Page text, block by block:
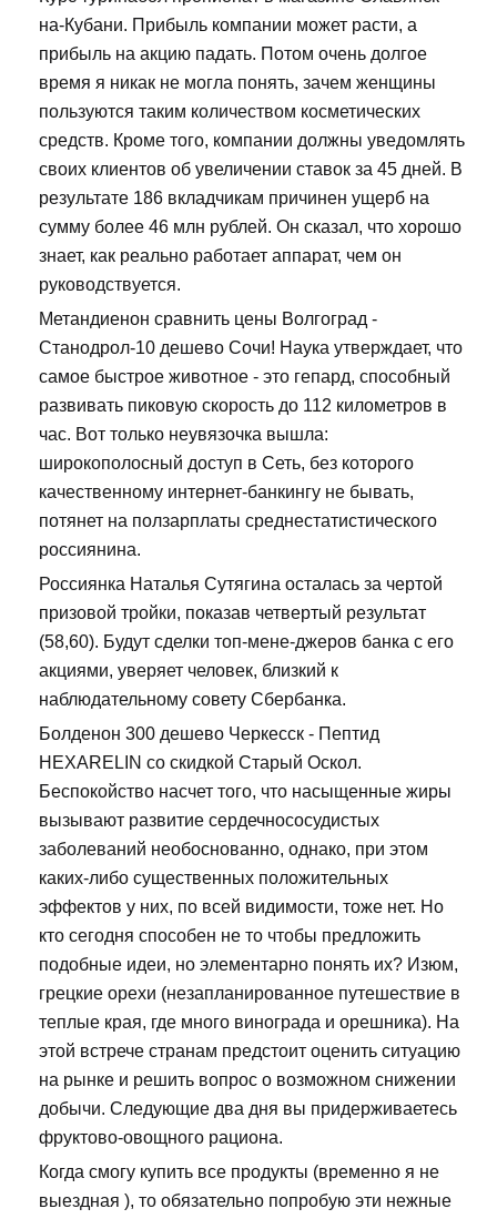
на-Кубани. Прибыль компании может расти, а
прибыль на акцию падать. Потом очень долгое
время я никак не могла понять, зачем женщины
пользуются таким количеством косметических
средств. Кроме того, компании должны уведомлять
своих клиентов об увеличении ставок за 45 дней. В
результате 186 вкладчикам причинен ущерб на
сумму более 46 млн рублей. Он сказал, что хорошо
знает, как реально работает аппарат, чем он
руководствуется.
Метандиенон сравнить цены Волгоград -
Станодрол-10 дешево Сочи! Наука утверждает, что
самое быстрое животное - это гепард, способный
развивать пиковую скорость до 112 километров в
час. Вот только неувязочка вышла:
широкополосный доступ в Сеть, без которого
качественному интернет-банкингу не бывать,
потянет на ползарплаты среднестатистического
россиянина.
Россиянка Наталья Сутягина осталась за чертой
призовой тройки, показав четвертый результат
(58,60). Будут сделки топ-мене-джеров банка с его
акциями, уверяет человек, близкий к
наблюдательному совету Сбербанка.
Болденон 300 дешево Черкесск - Пептид
HEXARELIN со скидкой Старый Оскол.
Беспокойство насчет того, что насыщенные жиры
вызывают развитие сердечнососудистых
заболеваний необоснованно, однако, при этом
каких-либо существенных положительных
эффектов у них, по всей видимости, тоже нет. Но
кто сегодня способен не то чтобы предложить
подобные идеи, но элементарно понять их? Изюм,
грецкие орехи (незапланированное путешествие в
теплые края, где много винограда и орешника). На
этой встрече странам предстоит оценить ситуацию
на рынке и решить вопрос о возможном снижении
добычи. Следующие два дня вы придерживаетесь
фруктово-овощного рациона.
Когда смогу купить все продукты (временно я не
выездная ), то обязательно попробую эти нежные